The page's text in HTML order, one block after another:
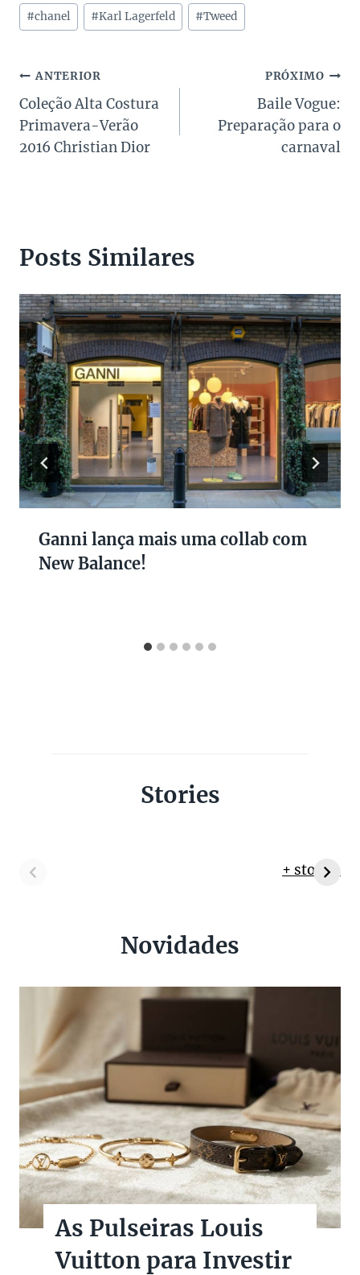
Tags
do
#chanel #Karl Lagerfeld #Tweed
Navegação
de
Post
ANTERIOR
Coleção Alta Costura
Primavera-Verão
2016 Christian Dior
PRÓXIMO
Baile Vogue:
Preparação para o
carnaval
Posts Similares
Ganni lança mais uma collab com
New Balance!
Stories
+ stories
Novidades
As Pulseiras Louis
Vuitton para Investir